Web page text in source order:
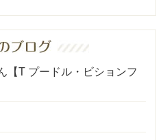
【T プードル・ビションフ